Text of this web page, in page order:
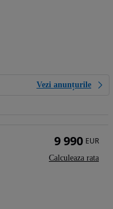
Vezi anunțurile
9 990 EUR
Calculeaza rata